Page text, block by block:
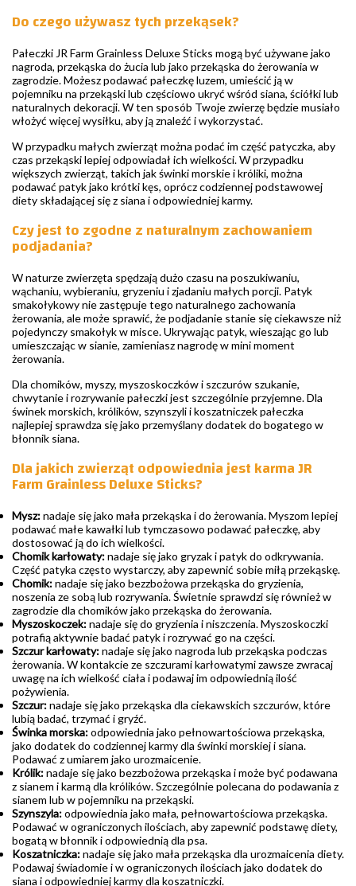
Do czego używasz tych przekąsek?
Pałeczki JR Farm Grainless Deluxe Sticks mogą być używane jako
nagroda, przekąska do żucia lub jako przekąska do żerowania w
zagrodzie. Możesz podawać pałeczkę luzem, umieścić ją w
pojemniku na przekąski lub częściowo ukryć wśród siana, ściółki lub
naturalnych dekoracji. W ten sposób Twoje zwierzę będzie musiało
włożyć więcej wysiłku, aby ją znaleźć i wykorzystać.
W przypadku małych zwierząt można podać im część patyczka, aby
czas przekąski lepiej odpowiadał ich wielkości. W przypadku
większych zwierząt, takich jak świnki morskie i króliki, można
podawać patyk jako krótki kęs, oprócz codziennej podstawowej
diety składającej się z siana i odpowiedniej karmy.
Czy jest to zgodne z naturalnym zachowaniem
podjadania?
W naturze zwierzęta spędzają dużo czasu na poszukiwaniu,
wąchaniu, wybieraniu, gryzeniu i zjadaniu małych porcji. Patyk
smakołykowy nie zastępuje tego naturalnego zachowania
żerowania, ale może sprawić, że podjadanie stanie się ciekawsze niż
pojedynczy smakołyk w misce. Ukrywając patyk, wieszając go lub
umieszczając w sianie, zamieniasz nagrodę w mini moment
żerowania.
Dla chomików, myszy, myszoskoczków i szczurów szukanie,
chwytanie i rozrywanie pałeczki jest szczególnie przyjemne. Dla
świnek morskich, królików, szynszyli i koszatniczek pałeczka
najlepiej sprawdza się jako przemyślany dodatek do bogatego w
błonnik siana.
Dla jakich zwierząt odpowiednia jest karma JR
Farm Grainless Deluxe Sticks?
Mysz:nadaje się jako mała przekąska i do żerowania. Myszom lepiej
podawać małe kawałki lub tymczasowo podawać pałeczkę, aby
dostosować ją do ich wielkości.
Chomik karłowaty:nadaje się jako gryzak i patyk do odkrywania.
Część patyka często wystarczy, aby zapewnić sobie miłą przekąskę.
Chomik:nadaje się jako bezzbożowa przekąska do gryzienia,
noszenia ze sobą lub rozrywania. Świetnie sprawdzi się również w
zagrodzie dla chomików jako przekąska do żerowania.
Myszoskoczek:nadaje się do gryzienia i niszczenia. Myszoskoczki
potrafią aktywnie badać patyk i rozrywać go na części.
Szczur karłowaty:nadaje się jako nagroda lub przekąska podczas
żerowania. W kontakcie ze szczurami karłowatymi zawsze zwracaj
uwagę na ich wielkość ciała i podawaj im odpowiednią ilość
pożywienia.
Szczur:nadaje się jako przekąska dla ciekawskich szczurów, które
lubią badać, trzymać i gryźć.
Świnka morska:odpowiednia jako pełnowartościowa przekąska,
jako dodatek do codziennej karmy dla świnki morskiej i siana.
Podawać z umiarem jako urozmaicenie.
Królik:nadaje się jako bezzbożowa przekąska i może być podawana
z sianem i karmą dla królików. Szczególnie polecana do podawania z
sianem lub w pojemniku na przekąski.
Szynszyla:odpowiednia jako mała, pełnowartościowa przekąska.
Podawać w ograniczonych ilościach, aby zapewnić podstawę diety,
bogatą w błonnik i odpowiednią dla psa.
Koszatniczka:nadaje się jako mała przekąska dla urozmaicenia diety.
Podawaj świadomie i w ograniczonych ilościach jako dodatek do
siana i odpowiedniej karmy dla koszatniczki.